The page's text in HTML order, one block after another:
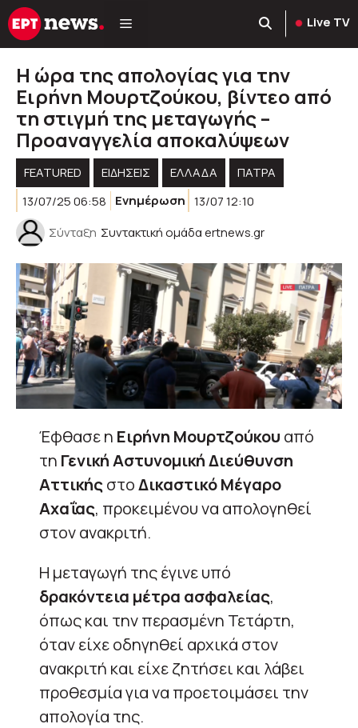
Μετάβαση
σε
Live TV
Η ώρα της απολογίας για την
Ειρήνη Μουρτζούκου, βίντεο από
τη στιγμή της μεταγωγής –
Προαναγγελία αποκαλύψεων
FEATURED ΕΙΔΗΣΕΙΣ ΕΛΛΑΔΑ
ΠΑΤΡΑ
13/07/25 06:58
Ενημέρωση 13/07 12:10
Σύνταξη Συντακτική ομάδα ertnews.gr
Έφθασε η Ειρήνη Μουρτζούκου από
τη Γενική Αστυνομική Διεύθυνση
ΑττικήςστοΔικαστικό Μέγαρο
Αχαΐας, προκειμένου να απολογηθεί
στον ανακριτή.
Η μεταγωγή της έγινε υπό
δρακόντεια μέτρα ασφαλείας,
όπως και την περασμένη Τετάρτη,
όταν είχε οδηγηθεί αρχικά στον
ανακριτή και είχε ζητήσει και λάβει
προθεσμία για να προετοιμάσει την
απολογία της.